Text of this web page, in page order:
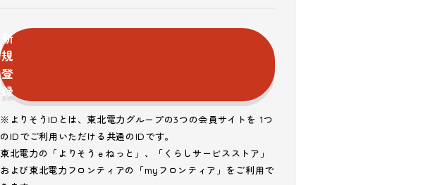
新
規
登
録
※よりそうIDとは、東北電力グループの3つの会員サイトを 1つ
のIDでご利用いただける共通のIDです。
東北電力の「よりそうｅねっと」、「くらしサービスストア」
および東北電力フロンティアの「myフロンティア」をご利用で